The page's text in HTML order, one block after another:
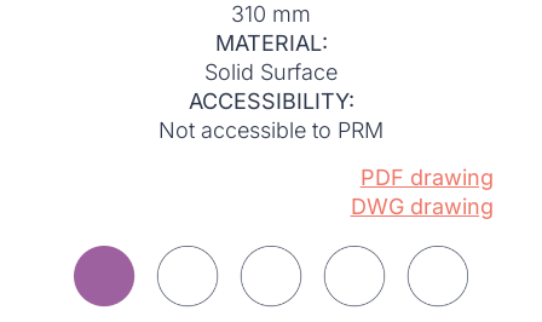
310 mm
MATERIAL:
Solid Surface
ACCESSIBILITY:
Not accessible to PRM
PDF drawing
DWG drawing